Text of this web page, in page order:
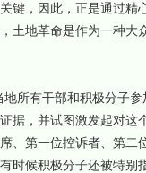
键，因此，正是通过
土地革命是作为一种
有干部和积极分子参
据，并试图激发起对这
、第一位控诉者、第
候积极分子还被特别